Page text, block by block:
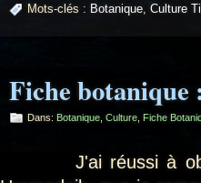
Mots-clés : Botanique Culture
Fiche botanique
Dans: Botanique Culture Fiche
J'ai réussi à